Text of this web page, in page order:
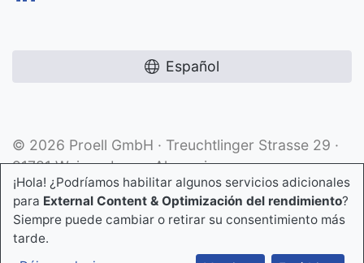
Español
© 2026 Proell GmbH · Treuchtlinger Strasse 29 ·
91781 Weissenburg · Alemania
¡Hola! ¿Podríamos habilitar algunos servicios adicionales
para External Content & Optimización del rendimiento?
Siempre puede cambiar o retirar su consentimiento más
tarde.